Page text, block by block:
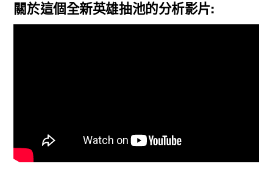
關於這個全新英雄抽池的分析影片: